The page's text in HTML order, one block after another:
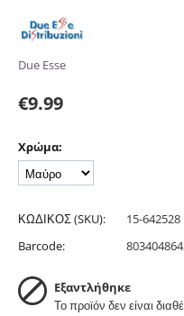
Due Esse
€9.99
Χρώμα:
ΚΩΔΙΚΟΣ (SKU):
15-642528
Barcode:
Εξαντλήθηκε
Το προϊόν δεν είναι